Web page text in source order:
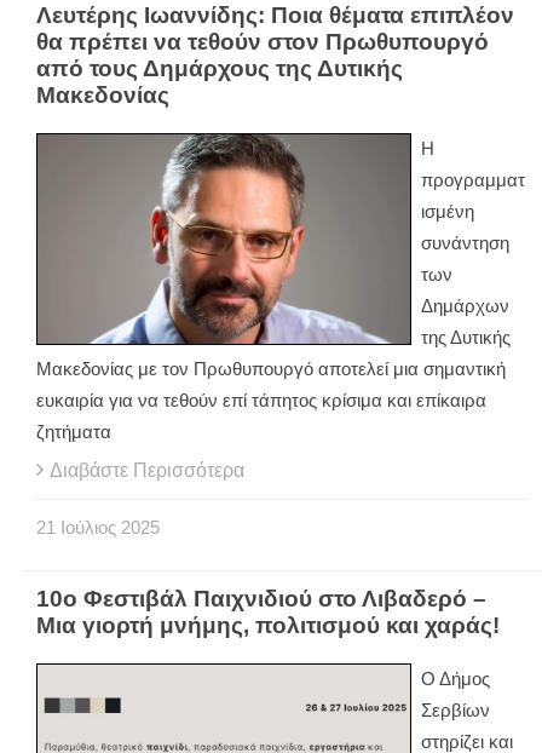
Λευτέρης Ιωαννίδης: Ποια θέματα επιπλέον
θα πρέπει να τεθούν στον Πρωθυπουργό
από τους Δημάρχους της Δυτικής
Μακεδονίας
Η
προγραμματ
ισμένη
συνάντηση
των
Δημάρχων
της Δυτικής
Μακεδονίας με τον Πρωθυπουργό αποτελεί μια σημαντική
ευκαιρία για να τεθούν επί τάπητος κρίσιμα και επίκαιρα
ζητήματα
Διαβάστε Περισσότερα
21 Ιούλιος 2025
10ο Φεστιβάλ Παιχνιδιού στο Λιβαδερό –
Μια γιορτή μνήμης, πολιτισμού και χαράς!
Ο Δήμος
Σερβίων
στηρίζει και